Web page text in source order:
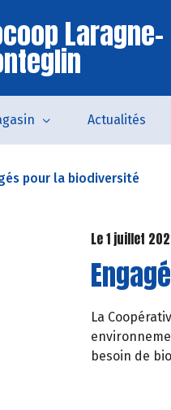
Laragne-
Actualités
pour la biodiversité
Le 1 juillet
La
besoin de